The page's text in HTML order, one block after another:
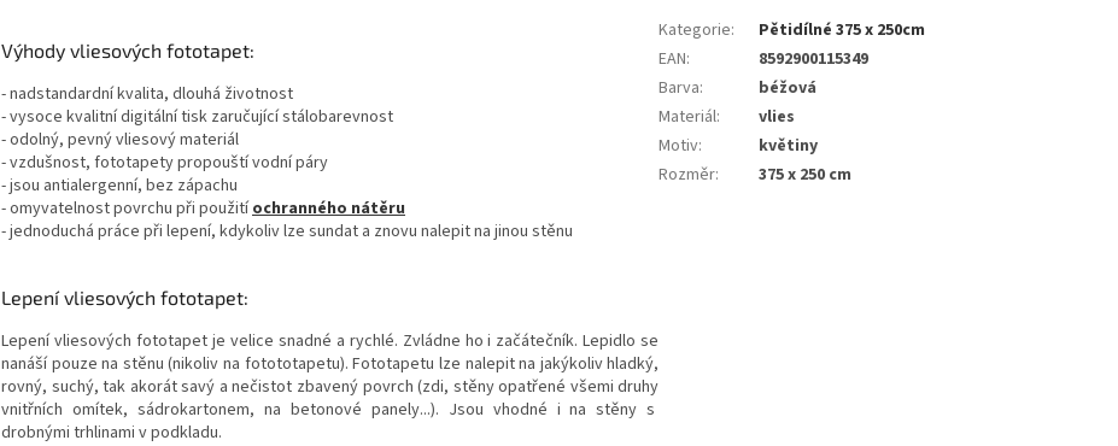
Výhody vliesových fototapet:
- nadstandardní kvalita, dlouhá životnost
- vysoce kvalitní digitální tisk zaručující stálobarevnost
- odolný, pevný vliesový materiál
- vzdušnost, fototapety propouští vodní páry
- jsou antialergenní, bez zápachu
- omyvatelnost povrchu při použitíochranného nátěru
- jednoduchá práce při lepení, kdykoliv lze sundat a znovu nalepit na jinou stěnu
Lepení vliesových fototapet:
Lepení vliesových fototapet je velice snadné a rychlé. Zvládne ho i začátečník. Lepidlo se
nanáší pouze na stěnu (nikoliv na fotototapetu). Fototapetu lze nalepit na jakýkoliv hladký,
rovný, suchý, tak akorát savý a nečistot zbavený povrch (zdi, stěny opatřené všemi druhy
vnitřních omítek, sádrokartonem, na betonové panely...). Jsou vhodné i na stěny s
drobnými trhlinami v podkladu.
Kategorie:
Pětidílné 375 x 250cm
EAN:
8592900115349
Barva:
béžová
Materiál:
vlies
Motiv:
květiny
Rozměr: 375 x 250 cm